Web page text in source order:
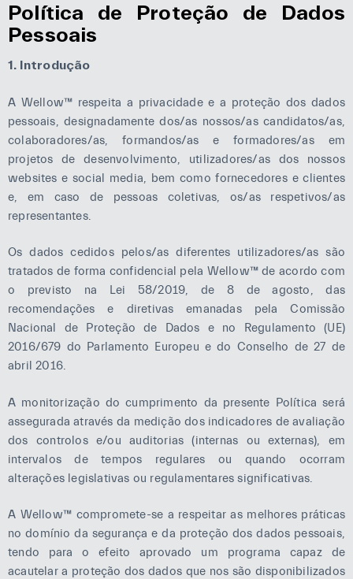
Política de Proteção de Dados
Pessoais
1. Introdução
A Wellow™ respeita a privacidade e a proteção dos dados
pessoais, designadamente dos/as nossos/as candidatos/as,
colaboradores/as, formandos/as e formadores/as em
projetos de desenvolvimento, utilizadores/as dos nossos
websites e social media, bem como fornecedores e clientes
e, em caso de pessoas coletivas, os/as respetivos/as
representantes.
Os dados cedidos pelos/as diferentes utilizadores/as são
tratados de forma confidencial pela Wellow™ de acordo com
o previsto na Lei 58/2019, de 8 de agosto, das
recomendações e diretivas emanadas pela Comissão
Nacional de Proteção de Dados e no Regulamento (UE)
2016/679 do Parlamento Europeu e do Conselho de 27 de
abril 2016.
A monitorização do cumprimento da presente Política será
assegurada através da medição dos indicadores de avaliação
dos controlos e/ou auditorias (internas ou externas), em
intervalos de tempos regulares ou quando ocorram
alterações legislativas ou regulamentares significativas.
A Wellow™ compromete-se a respeitar as melhores práticas
no domínio da segurança e da proteção dos dados pessoais,
tendo para o efeito aprovado um programa capaz de
acautelar a proteção dos dados que nos são disponibilizados
Necessário
Estes cookies
não são
facultativas.
necessários
para o
do sítio Web
Estatísticas
Para
melhorar a
funcionalidade
e a estrutura
do sítio Web,
com base na
forma como o
utilizado.
Experiência